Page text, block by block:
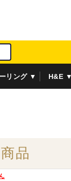
リング ▼ H&E ▼
品